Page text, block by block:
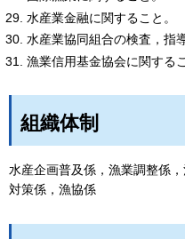
水産業金融に関すること。
水産業協同組合の検査，指
漁業信用基金協会に関するこ
組織体制
水産企画普及係，漁業調整係
対策係，漁協係